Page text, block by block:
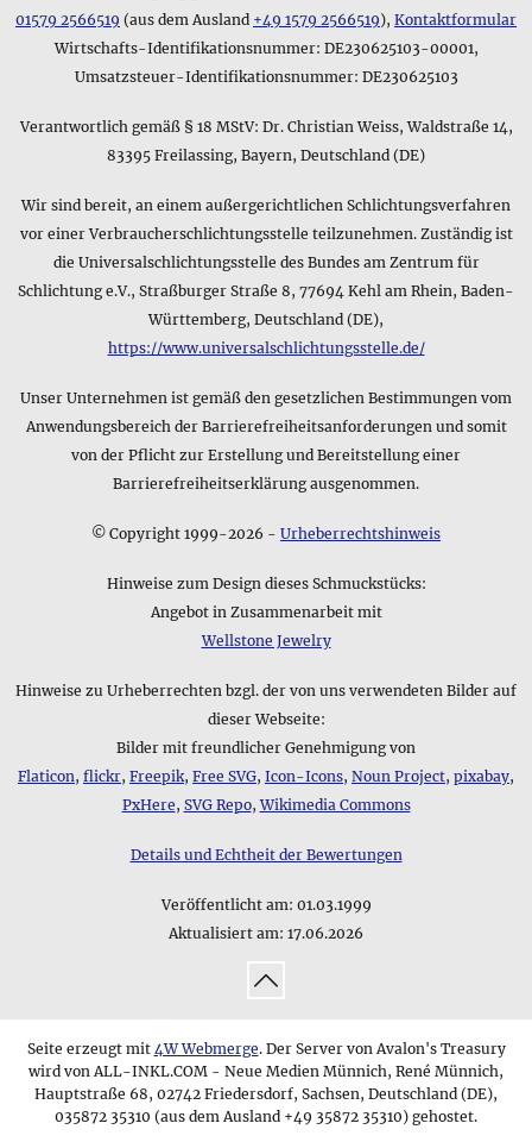
Wie lautet die Kurzangabe zum Lieferumfang für das
Produkt Zwei der Kelche • Ohrhaken?
Für einen schnellen Überblick über den Lieferumfang des
Kurzfassung an: mit Schmuckbeutel. Sollten Sie sich für
weitere Details interessieren, können Sie im oberen Bereich
Größe oder das verwendete Material der Verpackung.
01579 2566519 (aus dem Ausland +49 1579 2566519), Kontaktformular
Wirtschafts-Identifikationsnummer: DE230625103-00001,
Umsatzsteuer-Identifikationsnummer: DE230625103
Verantwortlich gemäß § 18 MStV: Dr. Christian Weiss, Waldstraße 14,
83395 Freilassing, Bayern, Deutschland (DE)
Wir sind bereit, an einem außergerichtlichen Schlichtungsverfahren
vor einer Verbraucherschlichtungsstelle teilzunehmen. Zuständig ist
die Universalschlichtungsstelle des Bundes am Zentrum für
Schlichtung e.V., Straßburger Straße 8, 77694 Kehl am Rhein, Baden-
Württemberg, Deutschland (DE),
https://www.universalschlichtungsstelle.de/
Unser Unternehmen ist gemäß den gesetzlichen Bestimmungen vom
Anwendungsbereich der Barrierefreiheitsanforderungen und somit
von der Pflicht zur Erstellung und Bereitstellung einer
Barrierefreiheitserklärung ausgenommen.
© Copyright 1999-2026 - Urheberrechtshinweis
Hinweise zum Design dieses Schmuckstücks:
Angebot in Zusammenarbeit mit
Wellstone Jewelry
Hinweise zu Urheberrechten bzgl. der von uns verwendeten Bilder auf
dieser Webseite:
Bilder mit freundlicher Genehmigung von
Flaticon, flickr, Freepik, Free SVG, Icon-Icons, Noun Project, pixabay,
PxHere, SVG Repo,Wikimedia Commons
Details und Echtheit der Bewertungen
Veröffentlicht am: 01.03.1999
Aktualisiert am: 17.06.2026
↑
Seite erzeugt mit 4W Webmerge. Der Server von Avalon's Treasury
wird von ALL-INKL.COM - Neue Medien Münnich, René Münnich,
Hauptstraße 68, 02742 Friedersdorf, Sachsen, Deutschland (DE),
035872 35310 (aus dem Ausland +49 35872 35310) gehostet.